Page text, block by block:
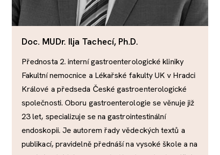
Doc. MUDr. Ilja Tachecí, Ph.D.
Přednosta 2. interní gastroenterologické kliniky
Fakultní nemocnice a Lékařské fakulty UK v Hradci
Králové a předseda České gastroenterologické
společnosti. Oboru gastroenterologie se věnuje již
23 let, specializuje se na gastrointestinální
endoskopii. Je autorem řady vědeckých textů a
publikací, pravidelně přednáší na vysoké škole a na